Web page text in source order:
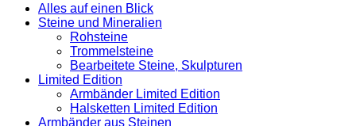
Alles auf einen Blick
Steine und Mineralien
Rohsteine
Trommelsteine
Bearbeitete Steine, Skulpturen
Limited Edition
Armbänder Limited Edition
Halsketten Limited Edition
Armbänder aus Steinen